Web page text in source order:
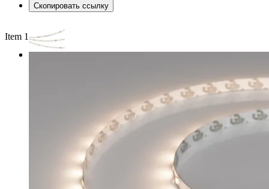
Скопировать ссылку
Item 1 of 3